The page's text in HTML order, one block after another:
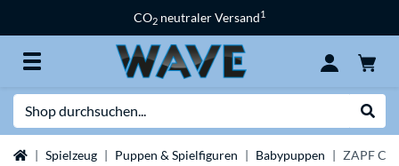
CO2 neutraler Versand1
StartseiteSpielzeug Puppen & Spielfiguren Babypuppen ZAPF